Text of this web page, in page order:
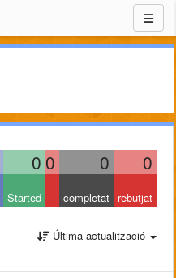
0 0 0 0
Started completat rebutjat
Última actualització